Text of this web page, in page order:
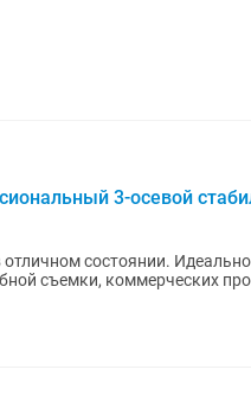
3-осевой
состоянии.
съемки, коммерческих